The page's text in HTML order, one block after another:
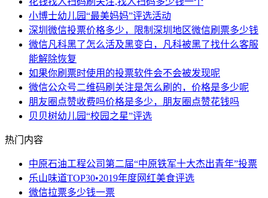
小博士幼儿园“最美妈妈”评选活动
深圳微信投票价格多少，限制深圳地区微信刷票多少钱
微信凡科黑了怎么活及黑变白，凡科被黑了找什么客服
能解除恢复
如果你刷票时使用的投票软件会不会被发现呢
微信公众号二维码刷关注是怎么刷的，价格是多少呢
朋友圈点赞收费吗价格是多少，朋友圈点赞花钱吗
贝贝树幼儿园“校园之星”评选
热门内容
中原石油工程公司第二届“中原铁军十大杰出青年”投票
乐山味道TOP30•2019年度网红美食评选
微信拉票多少钱一票